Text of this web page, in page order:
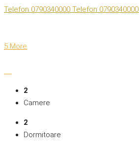
Telefon 0790340000 Telefon 0790340000
5 More
2
Camere
2
Dormitoare